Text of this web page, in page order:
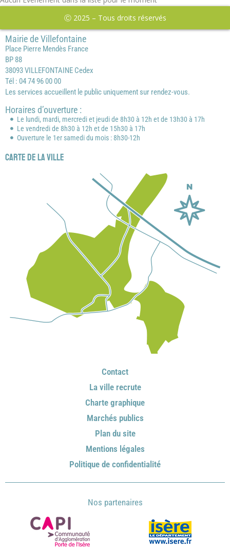
Ⓒ 2025 – Tous droits réservés
Mairie de Villefontaine
Place Pierre Mendès France
BP 88
38093 VILLEFONTAINE Cedex
Tél : 04 74 96 00 00
Les services accueillent le public uniquement sur rendez-vous.
Horaires d’ouverture :
Le lundi, mardi, mercredi et jeudi de 8h30 à 12h et de 13h30 à 17h
Le vendredi de 8h30 à 12h et de 15h30 à 17h
Ouverture le 1er samedi du mois : 8h30-12h
Carte de la ville
Contact
La ville recrute
Charte graphique
Marchés publics
Plan du site
Mentions légales
Politique de confidentialité
Nos partenaires